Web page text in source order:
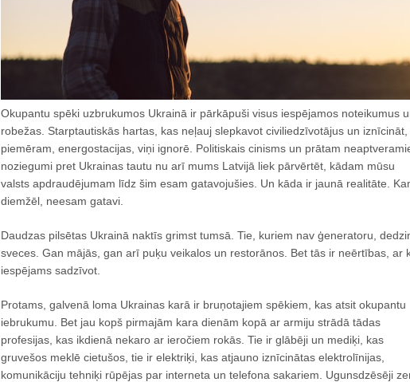
Okupantu spēki uzbrukumos Ukrainā ir pārkāpuši visus iespējamos noteikumus
robežas. Starptautiskās hartas, kas neļauj slepkavot civiliedzīvotājus un iznīcināt,
piemēram, energostacijas, viņi ignorē. Politiskais cinisms un prātam
noziegumi pret Ukrainas tautu nu arī mums Latvijā liek pārvērtēt, kādam mūsu
valsts apdraudējumam līdz šim esam gatavojušies. Un kāda ir jaunā realitāte.
diemžēl, neesam gatavi.
Daudzas pilsētas Ukrainā naktīs grimst tumsā. Tie, kuriem nav ģeneratoru,
sveces. Gan mājās, gan arī puķu veikalos un restorānos. Bet tās ir neērtības, ar
iespējams sadzīvot.
Protams, galvenā loma Ukrainas karā ir bruņotajiem spēkiem, kas atsit okupantu
iebrukumu. Bet jau kopš pirmajām kara dienām kopā ar armiju strādā tādas
profesijas, kas ikdienā nekaro ar ieročiem rokās. Tie ir glābēji un mediķi, kas
gruvešos meklē cietušos, tie ir elektriķi, kas atjauno iznīcinātas elektrolīnijas,
komunikāciju tehniķi rūpējas par interneta un telefona sakariem. Ugunsdzēsēji